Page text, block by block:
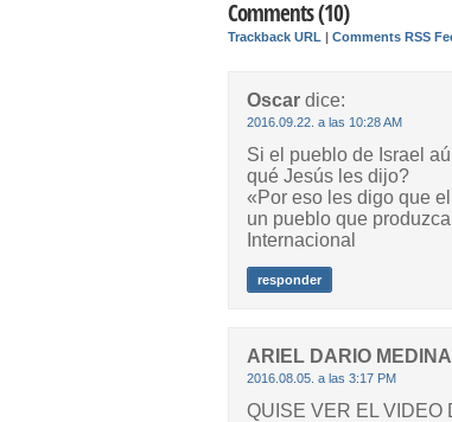
Comments (10)
Trackback URL Comments RSS
Oscar dice:
2016.09.22. a las 10:28 AM
Si el pueblo de Israel
qué Jesús les dijo?
«Por eso les digo que
un pueblo que
Internacional
responder
ARIEL DARIO MEDINA
2016.08.05. a las 3:17 PM
QUISE VER EL VIDEO